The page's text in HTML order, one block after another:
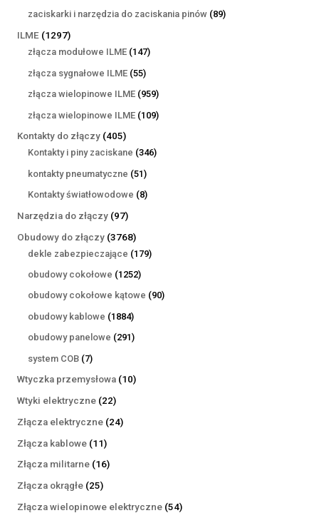
produktów
zaciskarki i narzędzia do zaciskania pinów 8989
ILME 12971297
produktów
złącza modułowe ILME 147147
złącza sygnałowe ILME 5555
produktów
złącza wielopinowe ILME 959959
produktów
złącza wielopinowe ILME 109109
Kontakty do złączy 405405
produktów
Kontakty i piny zaciskane 346346
kontakty pneumatyczne 5151
produktów
Kontakty światłowodowe 88
Narzędzia do złączy 9797
produktów
Obudowy do złączy 37683768
produktów
dekle zabezpieczające 179179
obudowy cokołowe 12521252
produkty
obudowy cokołowe kątowe 9090
obudowy kablowe 18841884
produkty
obudowy panelowe 291291
system COB 77
produktów
Wtyczka przemysłowa 1010
Wtyki elektryczne 2222
produkty
Złącza elektryczne 2424
Złącza kablowe 1111
produktów
Złącza militarne 1616
Złącza okrągłe 2525
produktów
Złącza wielopinowe elektryczne 5454